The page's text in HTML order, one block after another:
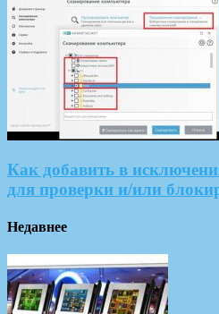
Как добавить в
для проверки и/или
Недавнее